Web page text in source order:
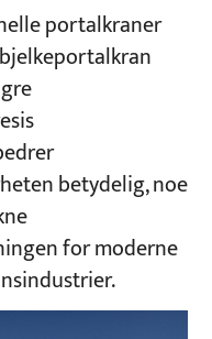
portalkraner
betydelig, noe
for moderne